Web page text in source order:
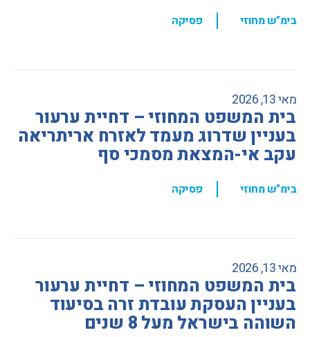
בימ"ש מחוזי , פסיקה
מאי 13, 2026
בית המשפט המחוזי – דחיית ערעור
בעניין שדרוג מעמד לאזרח אריתריאה
עקב אי-המצאת מסמכי סף
בימ"ש מחוזי , פסיקה
מאי 13, 2026
בית המשפט המחוזי – דחיית ערעור
בעניין העסקת עובדת זרה בסיעוד
השוהה בישראל מעל 8 שנים